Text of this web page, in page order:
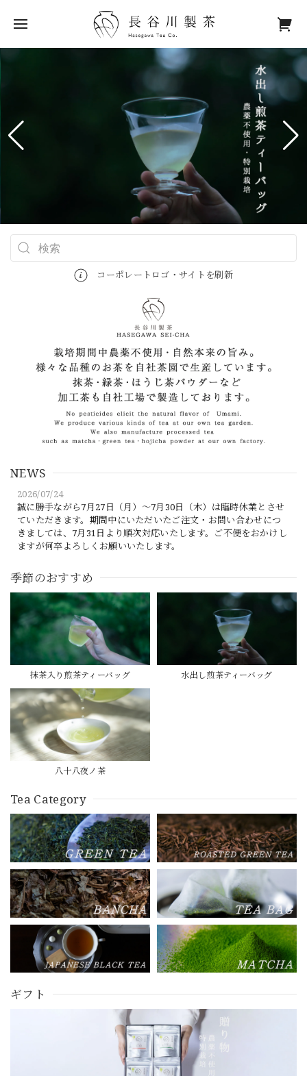
コーポレートロゴ・サイトを刷新
NEWS
2026/07/24
誠に勝手ながら7月27日（月）～7月30日（木）は臨時休業とさせ
ていただきます。期間中にいただいたご注文・お問い合わせにつ
きましては、7月31日より順次対応いたします。ご不便をおかけし
ますが何卒よろしくお願いいたします。
季節のおすすめ
抹茶入り煎茶ティーバッグ 水出し煎茶ティーバッグ
八十八夜ノ茶
Tea Category
ギフト